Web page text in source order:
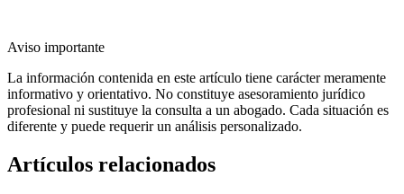
Aviso importante
La información contenida en este artículo tiene carácter meramente
informativo y orientativo. No constituye asesoramiento jurídico
profesional ni sustituye la consulta a un abogado. Cada situación es
diferente y puede requerir un análisis personalizado.
Artículos relacionados